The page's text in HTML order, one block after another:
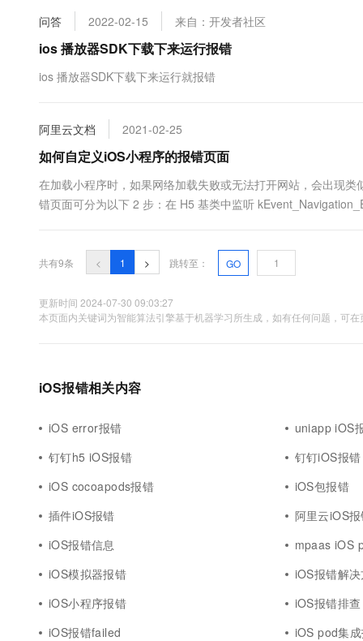
问答 2022-02-15 来自：开发者社区
ios 播放器SDK下载下来运行报错
ios 播放器SDK下载下来运行就报错
阿里云文档 2021-02-25
如何自定义iOS小程序的报错页面
在加载小程序时，如果网络加载失败或无法打开网站，会出现
错页面可分为以下 2 步：在 H5 基类中监听
共有9条 < 1 > 跳转至： GO
更新时间 2024-07-30 09:03:27
本页面内关键词为智能算法引擎基于机器学习所生成，如有任何问题，可
iOS报错相关内容
iOS error报错
uniapp iOS
钉钉h5 iOS报错
钉钉iOS报错
iOS cocoapods报错
iOS包报错
插件iOS报错
阿里云iOS
iOS报错信息
mpaas iOS
iOS模拟器报错
iOS报错解
iOS小程序报错
iOS报错排查
iOS报错failed
iOS pod集